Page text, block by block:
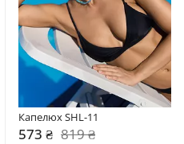
Капелюх SHL-11
573 ₴ 819 ₴